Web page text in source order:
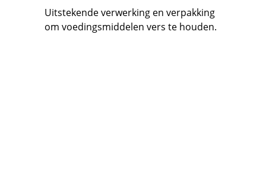
Uitstekende verwerking en verpakking
om voedingsmiddelen vers te houden.